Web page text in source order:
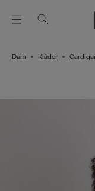
Dam Kläder